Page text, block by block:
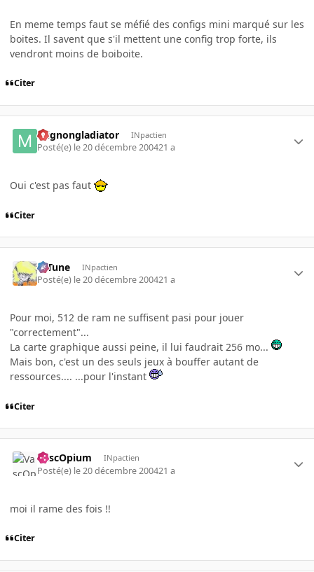
En meme temps faut se méfié des configs mini marqué sur les
boites. Il savent que s'il mettent une config trop forte, ils
vendront moins de boiboite.
Citer
mignongladiator INpactien
Posté(e) le 20 décembre 200421 a
Oui c'est pas faut
Citer
D-Tune INpactien
Posté(e) le 20 décembre 200421 a
Pour moi, 512 de ram ne suffisent pasi pour jouer
"correctement"...
La carte graphique aussi peine, il lui faudrait 256 mo...
Mais bon, c'est un des seuls jeux à bouffer autant de
ressources.... ...pour l'instant
Citer
VascOpium INpactien
Posté(e) le 20 décembre 200421 a
moi il rame des fois !!
Citer